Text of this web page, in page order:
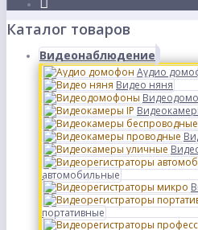
Каталог товаров
Видеонаблюдение
Аудио
Видео няня
автомобильные
портативные